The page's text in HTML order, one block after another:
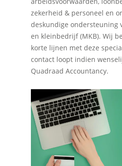
zekerheid & personeel en
deskundige ondersteuning
en kleinbedrijf (MKB). Wij
korte lijnen met deze
contact loopt indien
Quadraad Accountancy.